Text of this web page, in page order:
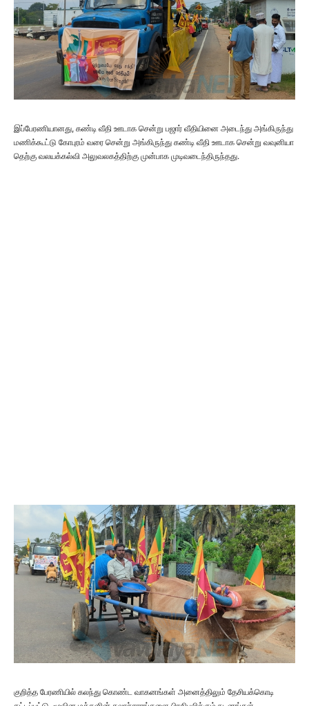
இப்பேரணியானது, கண்டி வீதி ஊடாக சென்று பஜார் வீதியினை அடைந்து அங்கிருந்து
மணிக்கூட்டு கோபுரம் வரை சென்று அங்கிருந்து கண்டி வீதி ஊடாக சென்று வவுனியா
தெற்கு வலயக்கல்வி அலுவலகத்திற்கு முன்பாக முடிவடைந்திருந்தது.
குறித்த பேரணியில் கலந்து கொண்ட வாகனங்கள் அனைத்திலும் தேசியக்கொடி